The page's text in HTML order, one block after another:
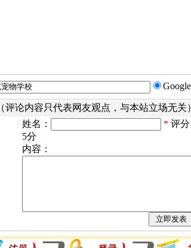
Google
（评论内容只代表网友观点，与本站立场无关）
姓名：
* 评分
5分
内容：